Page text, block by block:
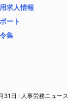
求人情報
ート
集
31日 : 人事労務ニュース